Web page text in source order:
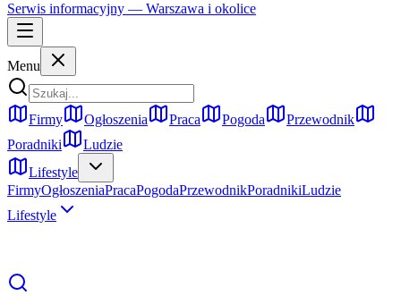
Serwis informacyjny — Warszawa i okolice
Menu
Firmy Ogłoszenia Praca Pogoda
Przewodnik
Poradniki
Ludzie
Lifestyle
FirmyOgłoszeniaPracaPogodaPrzewodnikPoradnikiLudzie
Lifestyle